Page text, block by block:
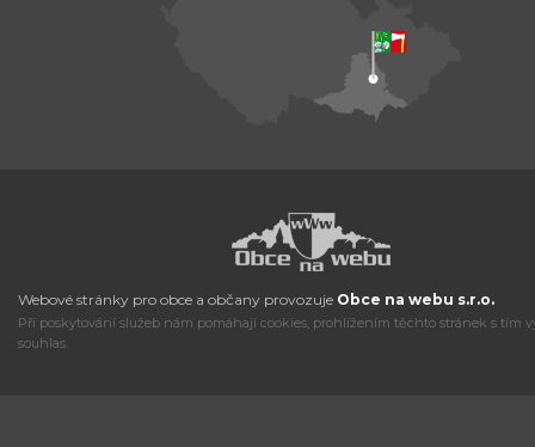
Webové stránky pro obce a občany provozuje Obce na webu s.r.o.
Při poskytování služeb nám pomáhají cookies, prohlížením těchto stránek s tím
souhlas.